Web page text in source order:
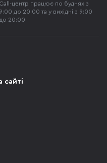
Call-центр працює по буднях з
9:00 до 20:00 та у вихідні з 9:00
до 20:00
сайті